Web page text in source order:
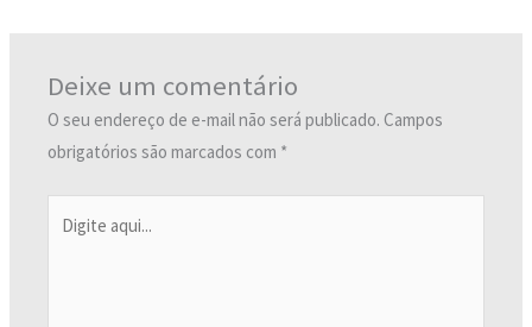
Deixe um comentário
O seu endereço de e-mail não será publicado. Campos
obrigatórios são marcados com *
aqui...